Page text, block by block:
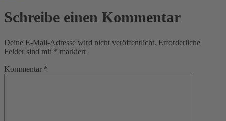
Schreibe einen Kommentar
Deine E-Mail-Adresse wird nicht veröffentlicht. Erforderliche
Felder sind mit * markiert
Kommentar *